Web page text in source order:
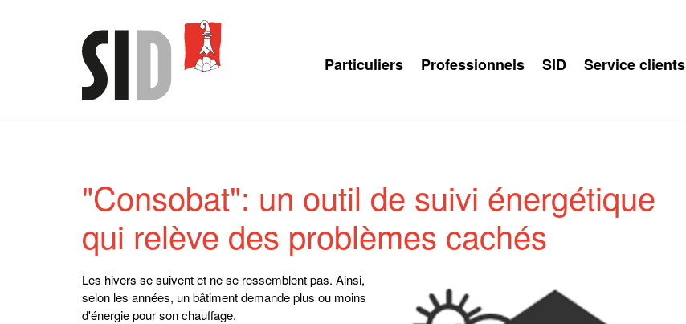
Particuliers Professionnels SID Service clients
"Consobat": un outil de suivi énergétique
qui relève des problèmes cachés
Les hivers se suivent et ne se ressemblent pas. Ainsi,
selon les années, un bâtiment demande plus ou moins
d'énergie pour son chauffage.